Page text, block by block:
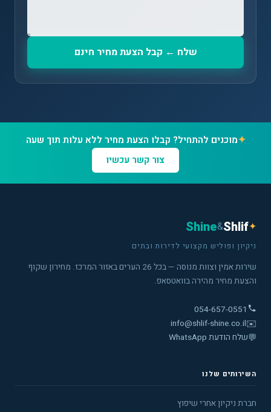
שלח ← קבל הצעת מחיר חינם
✦מוכנים להתחיל? קבלו הצעת מחיר ללא עלות תוך שעה
צור קשר עכשיו
✦
Shlif
&
Shine
ניקיון ופוליש מקצועי לדירות ובתים
שירות אמין וצוות מנוסה — בכל 26 הערים באזור המרכז. מחירון שקוף
והצעת מחיר מהירה בוואטסאפ.
054-657-0551
✉️
info@shlif-shine.co.il
💬שלח הודעת WhatsApp
השירותים שלנו
חברת ניקיון אחרי שיפוץ